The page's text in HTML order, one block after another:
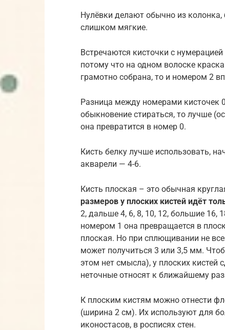
Нулёвки делают обычно из колонка,
слишком мягкие.
Встречаются кисточки с
потому что на одном волоске
грамотно собрана, то и номером 2
Разница между номерами кисточек
обыкновение стираться, то лучше
она превратится в номер 0.
Кисть белку лучше использовать,
акварели — 4-6.
Кисть плоская – это обычная
размеров у плоских кистей идёт
2, дальше 4, 6, 8, 10, 12, большие 16,
номером 1 она превращается в
плоская. Но при сплющивании не
может получиться 3 или 3,5 мм.
этом нет смысла), у плоских кистей
неточные относят к ближайшему
К плоским кистям можно отнести
(ширина 2 см). Их используют для
иконостасов, в росписях стен.